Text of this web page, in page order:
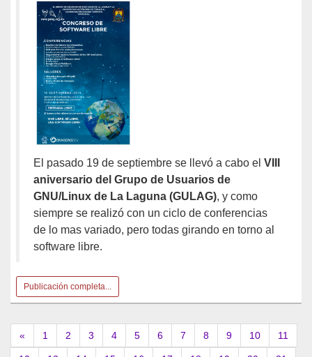
El pasado 19 de septiembre se llevó a cabo el VIII
aniversario del Grupo de Usuarios de
GNU/Linux de La Laguna (GULAG), y como
siempre se realizó con un ciclo de conferencias
de lo mas variado, pero todas girando en torno al
software libre.
Publicación completa...
« 1 2 3 4 5 6 7 8 9 10 11